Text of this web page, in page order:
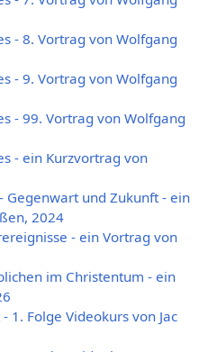
- 8. Vortrag von Wolfgang
- 9. Vortrag von Wolfgang
- 99. Vortrag von Wolfgang
- ein Kurzvortrag von
und Zukunft - ein
2024
- ein Vortrag von
im Christentum - ein
1. Folge Videokurs von Jac